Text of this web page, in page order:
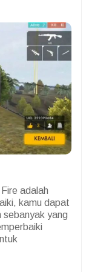
adalah
kamu dapat
sebanyak yang